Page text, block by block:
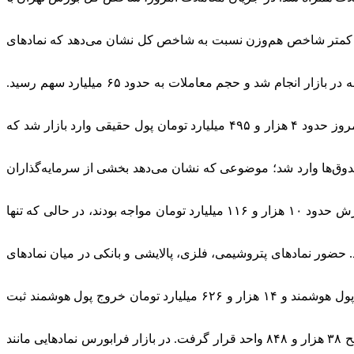
و ۲۵۴ واحدی معادل ۰.۹۲ درصد در ارتفاع یک میلیون و ۳۳۷ هزار و ۴۷۹ واحد ایستاد. رشد کمتر شاخص هم‌وزن نسبت به شاخص کل نشان می‌دهد که نمادهای
بر اساس داده‌های معاملاتی، ارزش بازار بورس تهران به بیش از ۱۵۲ هزار هزار میلیارد ریال رسید. در همین حال، بیش از ۸۹۴ هزار معامله در بازار انجام شد و حجم معاملات به حدود ۶۵ میلیارد سهم رسید.
در بخش جریان نقدینگی نیز ارزش معاملات خرد سهام و صندوق‌های سهامی به ۳۰ هزار و ۲۶ میلیارد تومان رسید. همچنین در معاملات امروز حدود ۴ هزار و ۴۹۵ میلیارد تومان پول حقیقی وارد بازار شد که
و بیش از ۷ هزار و ۸۳ میلیارد تومان سرمایه جدید به این صندوق‌ها وارد شد؛ موضوعی که نشان می‌دهد بخشی از سرمایه‌گذاران
بررسی وضعیت صف‌های خرید و فروش نیز از برتری محسوس تقاضا در بازار حکایت دارد. در پایان معاملات، ۳۴۲ نماد با صف خرید به ارزش حدود ۱۰ هزار و ۱۱۶ میلیارد تومان مواجه بودند، در حالی که تنها
نمادهای پتروشیمی، فلزی، پالایشی و بانکی در میان نمادهای
از منظر جریان سرمایه نیز داده‌ها از ورود خالص پول هوشمند به بازار حکایت دارد. بر این اساس، حدود ۱۷ هزار و ۷۹ میلیارد تومان ورود پول هوشمند و ۱۴ هزار و ۶۲۶ میلیارد تومان خروج پول هوشمند ثبت
همزمان با معاملات بورس تهران، شاخص کل فرابورس ایران نیز روندی صعودی داشت و با افزایش ۶۲۷ واحدی معادل ۱.۶۴ درصد در سطح ۳۸ هزار و ۸۴۸ واحد قرار گرفت. در بازار فرابورس نمادهایی مانند